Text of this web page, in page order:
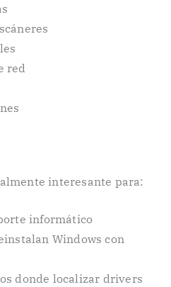
red
interesante para:
informático
Windows con
donde localizar drivers